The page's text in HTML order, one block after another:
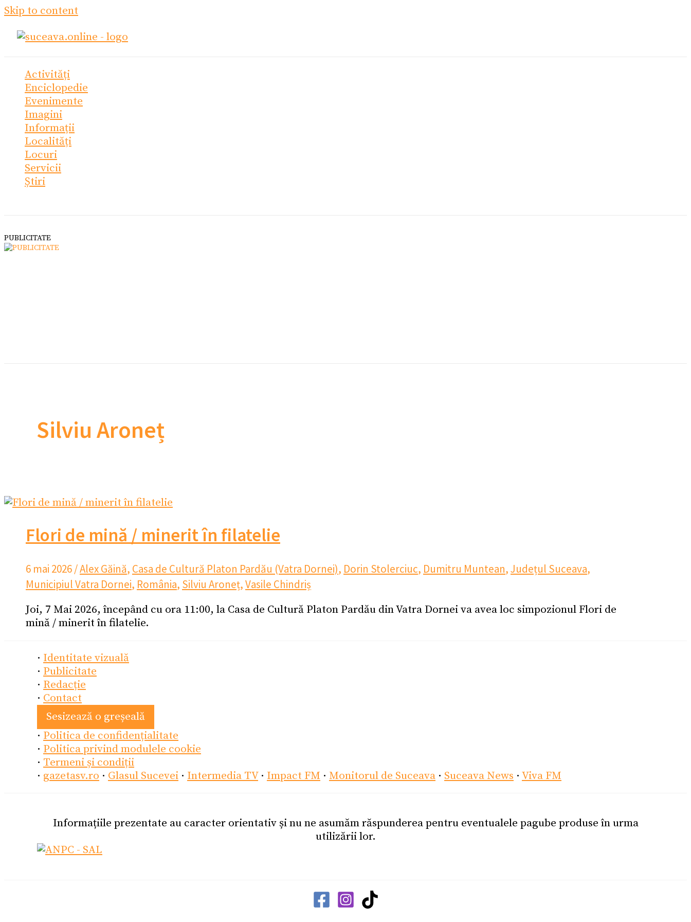
Skip to content
Activități
Enciclopedie
Evenimente
Imagini
Informații
Localități
Locuri
Servicii
Știri
PUBLICITATE
Silviu Aroneț
Flori de mină / minerit în filatelie
6 mai 2026/Alex Găină, Casa de Cultură Platon Pardău (Vatra Dornei), Dorin Stolerciuc, Dumitru Muntean,Județul Suceava,
Municipiul Vatra Dornei, România, Silviu Aroneț,Vasile Chindriș
Joi, 7 Mai 2026, începând cu ora 11:00, la Casa de Cultură Platon Pardău din Vatra Dornei va avea loc simpozionul Flori de
mină / minerit în filatelie.
· Identitate vizuală
· Publicitate
· Redacție
· Contact
Sesizează o greșeală
· Politica de confidențialitate
· Politica privind modulele cookie
· Termeni și condiții
· gazetasv.ro · Glasul Sucevei · Intermedia TV· Impact FM · Monitorul de Suceava · Suceava News · Viva FM
Informațiile prezentate au caracter orientativ și nu ne asumăm răspunderea pentru eventualele pagube produse în urma
utilizării lor.